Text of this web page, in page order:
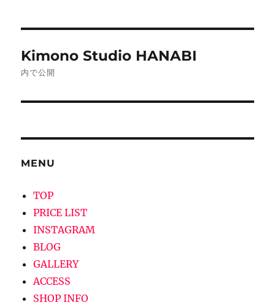
稿
ゲ
ー
シ
ョ
ン
Kimono Studio HANABI
内で公開
MENU
TOP
PRICE LIST
INSTAGRAM
BLOG
GALLERY
ACCESS
SHOP INFO